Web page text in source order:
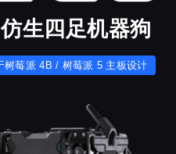
生四足机器狗
树莓派 4B / 树莓派 5 主板设计